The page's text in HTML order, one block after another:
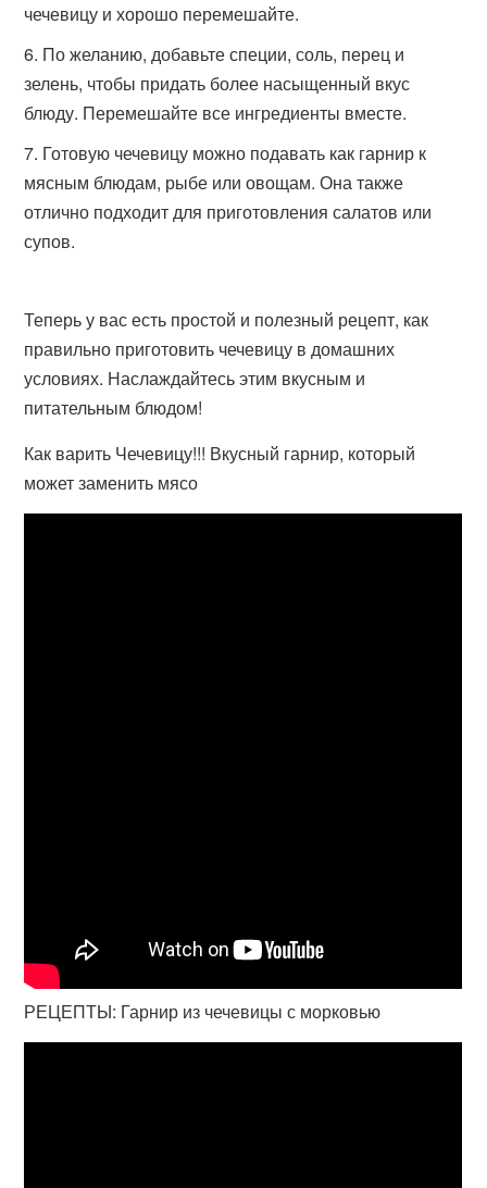
чечевицу и хорошо перемешайте.
По желанию, добавьте специи, соль, перец и
зелень, чтобы придать более насыщенный вкус
блюду. Перемешайте все ингредиенты вместе.
Готовую чечевицу можно подавать как гарнир к
мясным блюдам, рыбе или овощам. Она также
отлично подходит для приготовления салатов или
супов.
Теперь у вас есть простой и полезный рецепт, как
правильно приготовить чечевицу в домашних
условиях. Наслаждайтесь этим вкусным и
питательным блюдом!
Как варить Чечевицу!!! Вкусный гарнир, который
может заменить мясо
РЕЦЕПТЫ: Гарнир из чечевицы с морковью